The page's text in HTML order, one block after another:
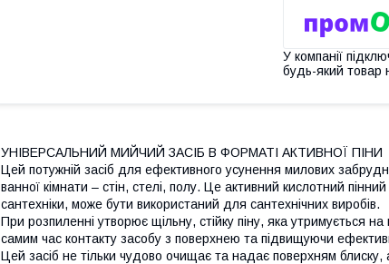
У компанії
будь-який товар
УНІВЕРСАЛЬНИЙ МИЙЧИЙ ЗАСІБ В ФОРМАТІ АКТИВНОЇ ПІНИ
Цей потужній засіб для ефективного усунення милових
ванної кімнати – стін, стелі, полу. Це активний кислотний
сантехніки, може бути використаний для сантехнічних виробів.
При розпиленні утворює щільну, стійку піну, яка утримується
самим час контакту засобу з поверхнею та підвищуючи
Цей засіб не тільки чудово очищає та надає поверхням